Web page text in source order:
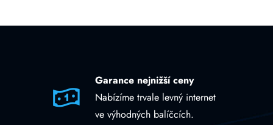
Garance nejnižší ceny
Nabízíme trvale levný internet
ve výhodných balíčcích.